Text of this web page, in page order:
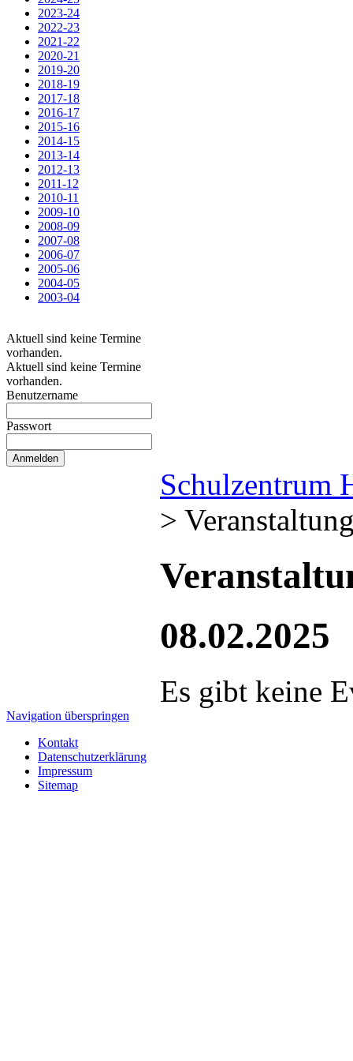
2023-24
2022-23
2021-22
2020-21
2019-20
2018-19
2017-18
2016-17
2015-16
2014-15
2013-14
2012-13
2011-12
2010-11
2009-10
2008-09
2007-08
2006-07
2005-06
2004-05
2003-04
Aktuell sind keine Termine
vorhanden.
Aktuell sind keine Termine
vorhanden.
Benutzername
Passwort
Schulzentrum
>
08.02.2025
Es gibt keine
Navigation überspringen
Kontakt
Datenschutzerklärung
Impressum
Sitemap